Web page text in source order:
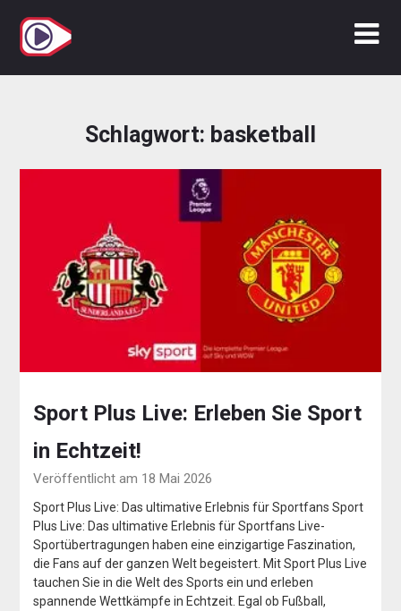
Inhalt
springen
Schlagwort: basketball
Sport Plus Live: Erleben Sie Sport
in Echtzeit!
Veröffentlicht am 18 Mai 2026
Sport Plus Live: Das ultimative Erlebnis für Sportfans Sport
Plus Live: Das ultimative Erlebnis für Sportfans Live-
Sportübertragungen haben eine einzigartige Faszination,
die Fans auf der ganzen Welt begeistert. Mit Sport Plus Live
tauchen Sie in die Welt des Sports ein und erleben
spannende Wettkämpfe in Echtzeit. Egal ob Fußball,